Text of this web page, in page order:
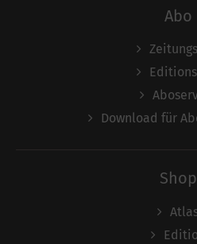
Abo
Download für
Shop